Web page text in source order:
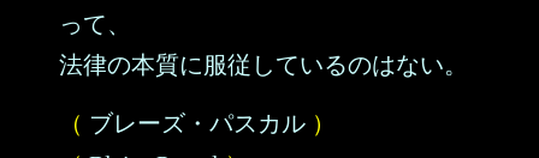
って、
法律の本質に服従しているのはない。
（ ブレーズ・パスカル ）